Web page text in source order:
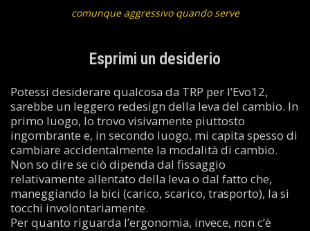
comunque aggressivo quando serve
Esprimi un desiderio
Potessi desiderare qualcosa da TRP per l’Evo12,
sarebbe un leggero redesign della leva del cambio. In
primo luogo, lo trovo visivamente piuttosto
ingombrante e, in secondo luogo, mi capita spesso di
cambiare accidentalmente la modalità di cambio.
Non so dire se ciò dipenda dal fissaggio
relativamente allentato della leva o dal fatto che,
maneggiando la bici (carico, scarico, trasporto), la si
tocchi involontariamente.
Per quanto riguarda l’ergonomia, invece, non c’è